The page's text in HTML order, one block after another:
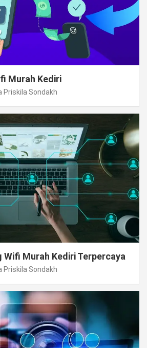
Murah Kediri
Priskila Sondakh
Wifi Murah Kediri Terpercaya
Priskila Sondakh